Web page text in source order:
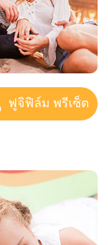
ฟูจิฟิล์ม พรีเซ็ต